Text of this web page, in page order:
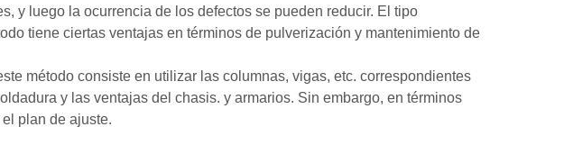
y luego la ocurrencia de los defectos se pueden reducir. El tipo
tiene ciertas ventajas en términos de pulverización y mantenimiento de
método consiste en utilizar las columnas, vigas, etc. correspondientes
y las ventajas del chasis. y armarios. Sin embargo, en términos
plan de ajuste.